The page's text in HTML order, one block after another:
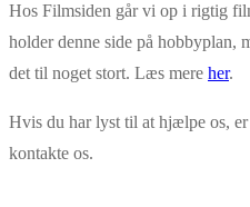
Hos Filmsiden går vi op i rigtig
holder denne side på hobbyplan,
det til noget stort. Læs mere her.
Hvis du har lyst til at hjælpe os,
kontakte os.